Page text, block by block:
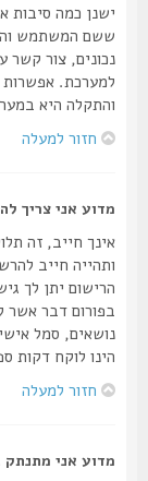
ישנן כמה סיבות אשר
ששם המשתמש
נכונים, צור קשר עם
למערכת. אפשרות
והתקלה היא במערכת
חזור למעלה
מדוע אני צריך
אינך חייב, זה תלוי
ותהייה חייב להרשם
הרישום יתן לך גישה
בפורום דבר אשר לא
נושאים, סמל אישי,
הינו לוקח דקות
חזור למעלה
מדוע אני מתנתק